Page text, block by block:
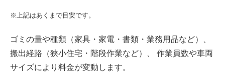
※上記はあくまで目安です。
ゴミの量や種類（家具・家電・書類・業務用品など）、
搬出経路（狭小住宅・階段作業など）、 作業員数や車両
サイズにより料金が変動します。